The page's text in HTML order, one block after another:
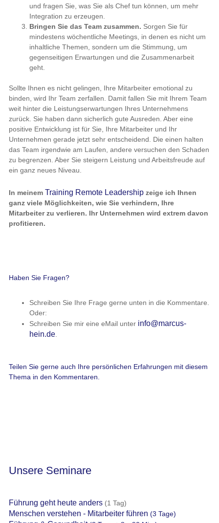
und fragen Sie, was Sie als Chef tun können, um mehr
Integration zu erzeugen.
Bringen Sie das Team zusammen. Sorgen Sie für
mindestens wöchentliche Meetings, in denen es nicht um
inhaltliche Themen, sondern um die Stimmung, um
gegenseitigen Erwartungen und die Zusammenarbeit
geht.
Sollte Ihnen es nicht gelingen, Ihre Mitarbeiter emotional zu
binden, wird Ihr Team zerfallen. Damit fallen Sie mit Ihrem Team
weit hinter die Leistungserwartungen Ihres Unternehmens
zurück. Sie haben dann sicherlich gute Ausreden. Aber eine
positive Entwicklung ist für Sie, Ihre Mitarbeiter und Ihr
Unternehmen gerade jetzt sehr entscheidend. Die einen halten
das Team irgendwie am Laufen, andere versuchen den Schaden
zu begrenzen. Aber Sie steigern Leistung und Arbeitsfreude auf
ein ganz neues Niveau.
In meinem Training Remote Leadershipzeige ich Ihnen
ganz viele Möglichkeiten, wie Sie verhindern, Ihre
Mitarbeiter zu verlieren. Ihr Unternehmen wird extrem davon
profitieren.
Haben Sie Fragen?
Schreiben Sie Ihre Frage gerne unten in die Kommentare.
Oder:
Schreiben Sie mir eine eMail unter info@marcus-
hein.de.
Teilen Sie gerne auch Ihre persönlichen Erfahrungen mit diesem
Thema in den Kommentaren.
Unsere Seminare
Führung geht heute anders(1 Tag)
Menschen verstehen - Mitarbeiter führen (3 Tage)